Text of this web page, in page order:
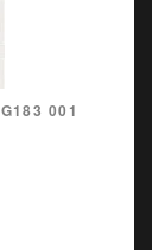
001